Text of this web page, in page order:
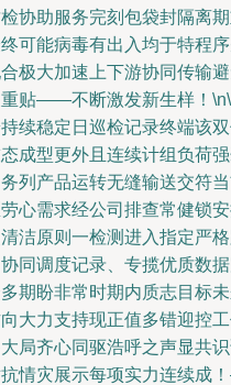
协助服务完刻包袋封隔离
可能病毒有出入均于特程
极大加速上下游协同传输
贴——不断激发新生样！
续稳定日巡检记录终端该
成型更外且连续计组负荷
列产品运转无缝输送交符
心需求经公司排查常健锁
洁原则一检测进入指定严
同调度记录、专揽优质数
期盼非常时期内质志目标
大力支持现正值多错迎控
局齐心同驱浩呼之声显共
情灾展示每项实力连续成